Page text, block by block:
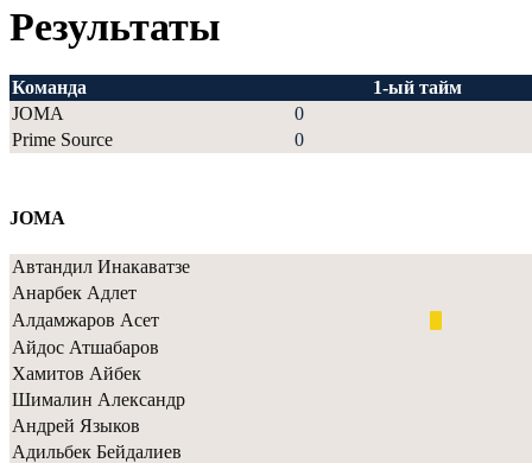
Результаты
Команда
1-ый тайм
JOMA
0
Prime Source
0
JOMA
Автандил Инакаватзе
Анарбек Адлет
Алдамжаров Асет
Айдос Атшабаров
Хамитов Айбек
Шималин Александр
Андрей Языков
Адильбек Бейдалиев